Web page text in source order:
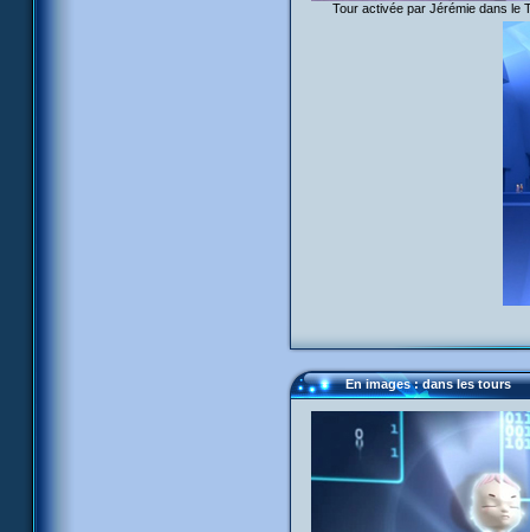
Tour activée par Jérémie dans le
En images : dans les tours